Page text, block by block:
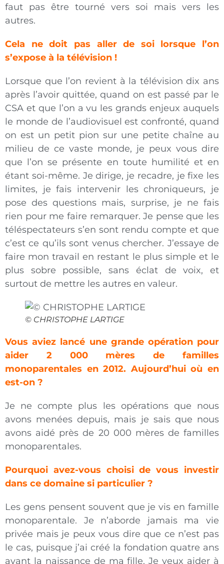
faut pas être tourné vers soi mais vers les
autres.
Cela ne doit pas aller de soi lorsque l’on
s’expose à la télévision !
Lorsque que l’on revient à la télévision dix ans
après l’avoir quittée, quand on est passé par le
CSA et que l’on a vu les grands enjeux auquels
le monde de l’audiovisuel est confronté, quand
on est un petit pion sur une petite chaîne au
milieu de ce vaste monde, je peux vous dire
que l’on se présente en toute humilité et en
étant soi-même. Je dirige, je recadre, je fixe les
limites, je fais intervenir les chroniqueurs, je
pose des questions mais, surprise, je ne fais
rien pour me faire remarquer. Je pense que les
téléspectateurs s’en sont rendu compte et que
c’est ce qu’ils sont venus chercher. J’essaye de
faire mon travail en restant le plus simple et le
plus sobre possible, sans éclat de voix, et
surtout de mettre les autres en valeur.
© CHRISTOPHE LARTIGE
Vous aviez lancé une grande opération pour
aider 2 000 mères de familles
monoparentales en 2012. Aujourd’hui où en
est-on ?
Je ne compte plus les opérations que nous
avons menées depuis, mais je sais que nous
avons aidé près de 20 000 mères de familles
monoparentales.
Pourquoi avez-vous choisi de vous investir
dans ce domaine si particulier ?
Les gens pensent souvent que je vis en famille
monoparentale. Je n’aborde jamais ma vie
privée mais je peux vous dire que ce n’est pas
le cas, puisque j’ai créé la fondation quatre ans
avant la naissance de ma fille. Je veux aider à